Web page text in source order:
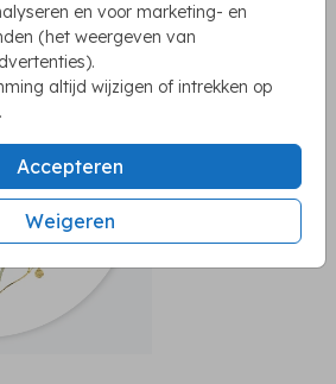
en voor marketing- en
(het weergeven van
altijd wijzigen of intrekken op
.
Accepteren
Weigeren